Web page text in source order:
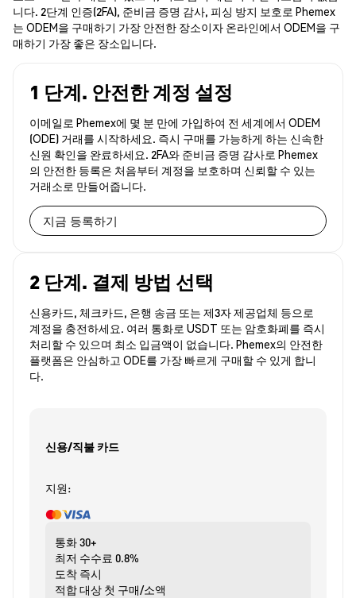
니다. 2단계 인증(2FA), 준비금 증명 감사, 피싱 방지 보호로 Phemex
는 ODEM을 구매하기 가장 안전한 장소이자 온라인에서 ODEM을 구
매하기 가장 좋은 장소입니다.
1 단계. 안전한 계정 설정
이메일로 Phemex에 몇 분 만에 가입하여 전 세계에서 ODEM
(ODE) 거래를 시작하세요. 즉시 구매를 가능하게 하는 신속한
신원 확인을 완료하세요. 2FA와 준비금 증명 감사로 Phemex
의 안전한 등록은 처음부터 계정을 보호하며 신뢰할 수 있는
거래소로 만들어줍니다.
지금 등록하기
2 단계. 결제 방법 선택
신용카드, 체크카드, 은행 송금 또는 제3자 제공업체 등으로
계정을 충전하세요. 여러 통화로 USDT 또는 암호화폐를 즉시
처리할 수 있으며 최소 입금액이 없습니다. Phemex의 안전한
플랫폼은 안심하고 ODE를 가장 빠르게 구매할 수 있게 합니
다.
신용/직불 카드
지원:
통화30+
최저 수수료 0.8%
도착 즉시
적합 대상 첫 구매/소액